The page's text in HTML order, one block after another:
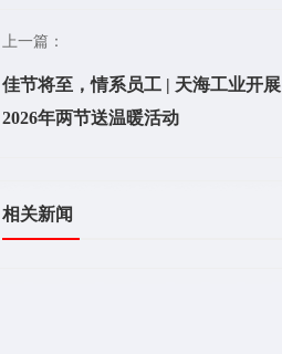
上一篇：
佳节将至，情系员工 | 天海工业开展
2026年两节送温暖活动
相关新闻